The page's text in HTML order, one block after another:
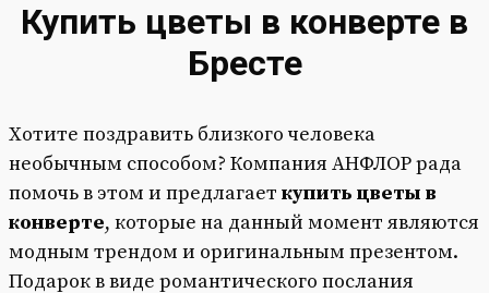
Купить цветы в конверте в
Бресте
Хотите поздравить близкого человека
необычным способом? Компания АНФЛОР рада
помочь в этом и предлагает купить цветы в
конверте, которые на данный момент являются
модным трендом и оригинальным презентом.
Подарок в виде романтического послания